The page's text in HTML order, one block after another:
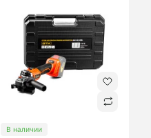
В наличии